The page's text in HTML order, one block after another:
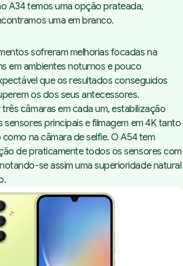
A34 temos uma opção prateada,
uma em branco.
sofreram melhorias focadas na
em ambientes noturnos e pouco
que os resultados conseguidos
os dos seus antecessores.
câmaras em cada um, estabilização
sensores principais e filmagem em 4K tanto
na câmara de selfie. O A54 tem
de praticamente todos os sensores com
se assim uma superioridade natural